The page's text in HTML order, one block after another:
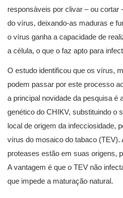
responsáveis por clivar – ou cortar
do vírus, deixando-as maduras e
o vírus ganha a capacidade de
a célula, o que o faz apto para
O estudo identificou que os vírus,
podem passar por este processo
a principal novidade da pesquisa é
genético do CHIKV, substituindo o
local de origem da infecciosidade,
vírus do mosaico do tabaco (TEV).
proteases estão em suas origens,
A vantagem é que o TEV não
que impede a maturação natural.